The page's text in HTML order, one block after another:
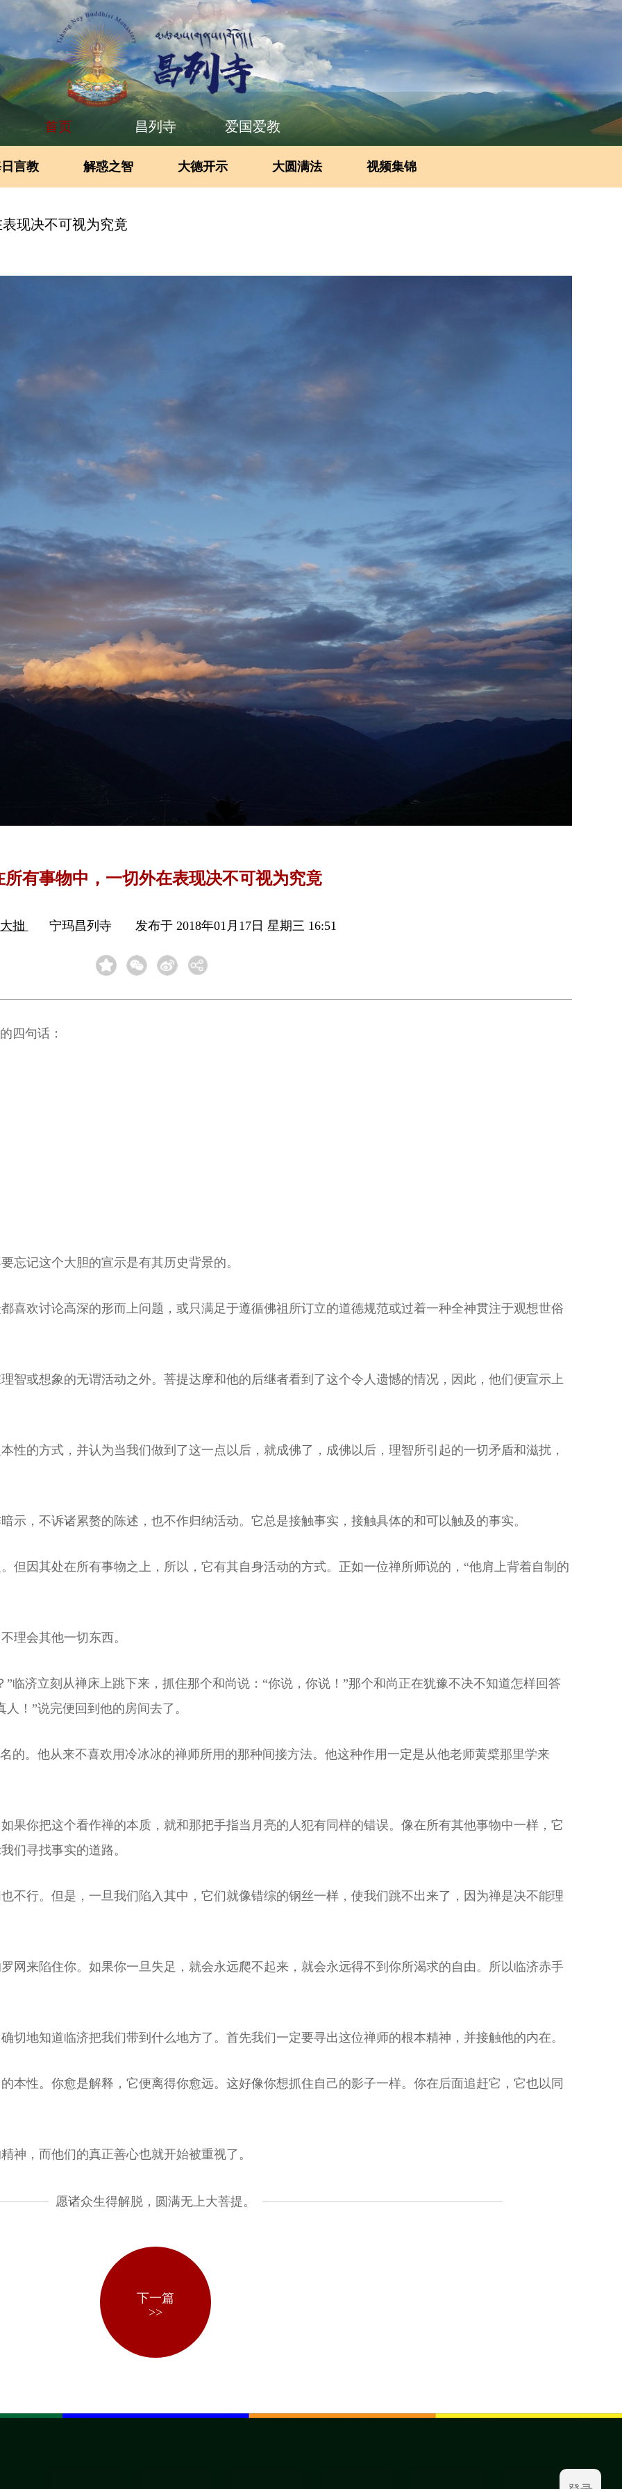
首页 昌列寺 爱国爱教
言教 解惑之智 大德开示 大圆满法 视频集锦
现决不可视为究竟
所有事物中，一切外在表现决不可视为究竟
拙 宁玛昌列寺 发布于 2018年01月17日 星期三 16:51
四句话：
忘记这个大胆的宣示是有其历史背景的。
喜欢讨论高深的形而上问题，或只满足于遵循佛祖所订立的道德规范或过着一种全神贯注于观想世俗
智或想象的无谓活动之外。菩提达摩和他的后继者看到了这个令人遗憾的情况，因此，他们便宣示上
性的方式，并认为当我们做到了这一点以后，就成佛了，成佛以后，理智所引起的一切矛盾和滋扰，
示，不诉诸累赘的陈述，也不作归纳活动。它总是接触事实，接触具体的和可以触及的事实。
但因其处在所有事物之上，所以，它有其自身活动的方式。正如一位禅所师说的，“他肩上背着自制的
理会其他一切东西。
临济立刻从禅床上跳下来，抓住那个和尚说：“你说，你说！”那个和尚正在犹豫不决不知道怎样回答
！”说完便回到他的房间去了。
的。他从来不喜欢用冷冰冰的禅师所用的那种间接方法。他这种作用一定是从他老师黄檗那里学来
果你把这个看作禅的本质，就和那把手指当月亮的人犯有同样的错误。像在所有其他事物中一样，它
们寻找事实的道路。
不行。但是，一旦我们陷入其中，它们就像错综的钢丝一样，使我们跳不出来了，因为禅是决不能理
网来陷住你。如果你一旦失足，就会永远爬不起来，就会永远得不到你所渴求的自由。所以临济赤手
切地知道临济把我们带到什么地方了。首先我们一定要寻出这位禅师的根本精神，并接触他的内在。
本性。你愈是解释，它便离得你愈远。这好像你想抓住自己的影子一样。你在后面追赶它，它也以同
神，而他们的真正善心也就开始被重视了。
愿诸众生得解脱，圆满无上大菩提。
下一篇
>>